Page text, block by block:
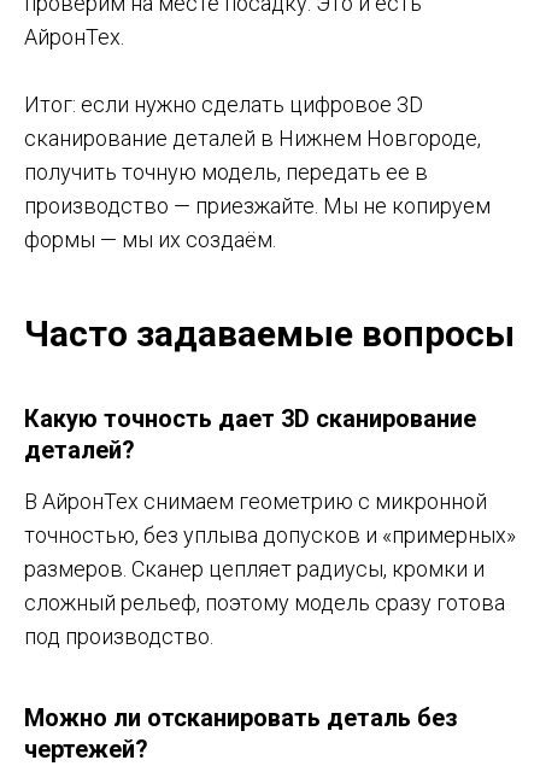
АйронТех.
Итог: если нужно сделать цифровое 3D
сканирование деталей в Нижнем Новгороде,
получить точную модель, передать ее в
производство — приезжайте. Мы не копируем
формы — мы их создаём.
Часто задаваемые вопросы
Какую точность дает 3D сканирование
деталей?
В АйронТех снимаем геометрию с микронной
точностью, без уплыва допусков и «примерных»
размеров. Сканер цепляет радиусы, кромки и
сложный рельеф, поэтому модель сразу готова
под производство.
Можно ли отсканировать деталь без
чертежей?